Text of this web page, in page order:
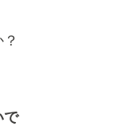
で